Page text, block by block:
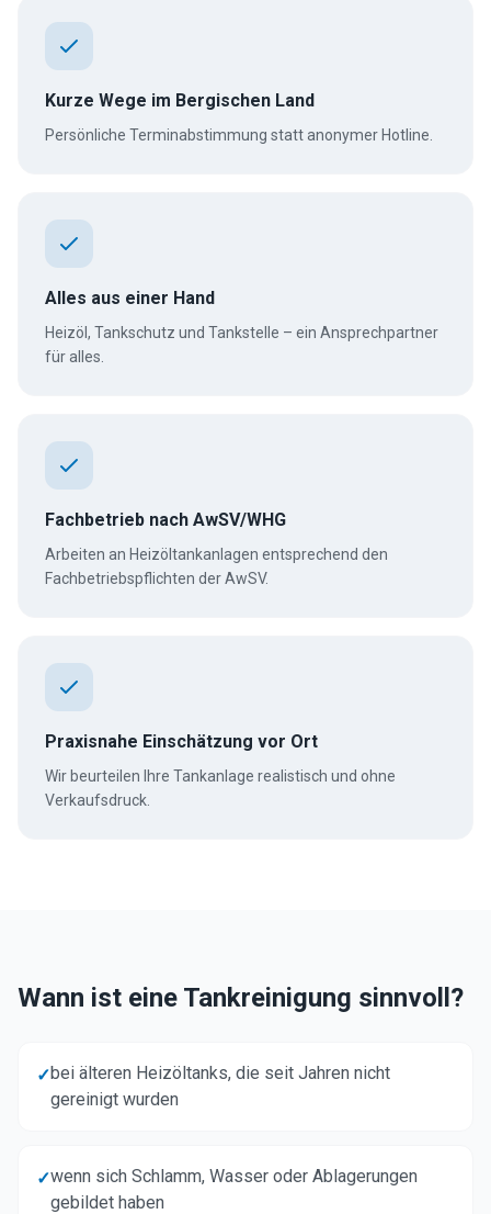
Kurze Wege im Bergischen Land
Persönliche Terminabstimmung statt anonymer Hotline.
Alles aus einer Hand
Heizöl, Tankschutz und Tankstelle – ein Ansprechpartner
für alles.
Fachbetrieb nach AwSV/WHG
Arbeiten an Heizöltankanlagen entsprechend den
Fachbetriebspflichten der AwSV.
Praxisnahe Einschätzung vor Ort
Wir beurteilen Ihre Tankanlage realistisch und ohne
Verkaufsdruck.
Wann ist eine Tankreinigung sinnvoll?
✓bei älteren Heizöltanks, die seit Jahren nicht
gereinigt wurden
✓wenn sich Schlamm, Wasser oder Ablagerungen
gebildet haben